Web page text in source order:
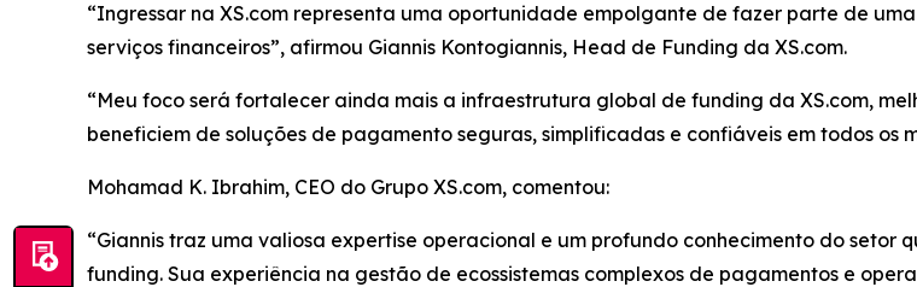
“Ingressar na XS.com representa uma oportunidade empolgante de fazer parte de
serviços financeiros”, afirmou Giannis Kontogiannis, Head de Funding da XS.com.
“Meu foco será fortalecer ainda mais a infraestrutura global de funding da XS.com,
beneficiem de soluções de pagamento seguras, simplificadas e confiáveis em todos os
Mohamad K. Ibrahim, CEO do Grupo XS.com, comentou:
“Giannis traz uma valiosa expertise operacional e um profundo conhecimento do
funding. Sua experiência na gestão de ecossistemas complexos de pagamentos e